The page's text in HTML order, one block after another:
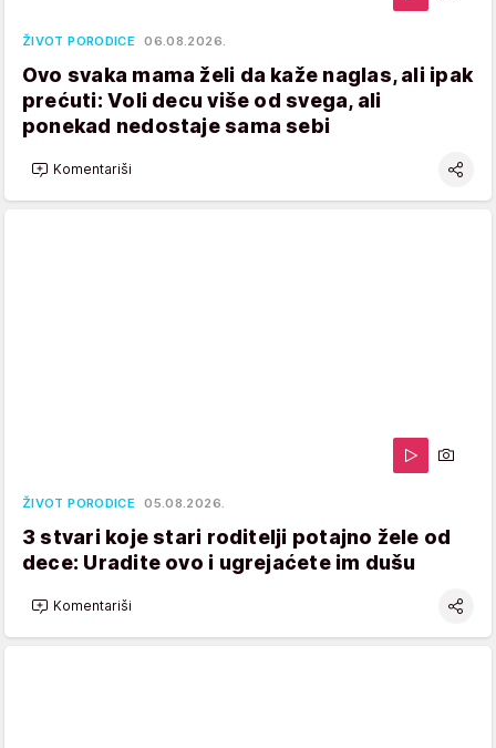
ŽIVOT PORODICE 06.08.2026.
Ovo svaka mama želi da kaže naglas, ali ipak
prećuti: Voli decu više od svega, ali
ponekad nedostaje sama sebi
Komentariši
ŽIVOT PORODICE 05.08.2026.
3 stvari koje stari roditelji potajno žele od
dece: Uradite ovo i ugrejaćete im dušu
Komentariši